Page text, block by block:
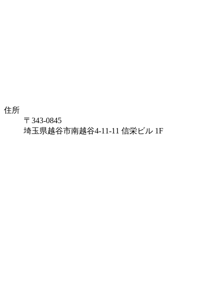
住所
〒343-0845
埼玉県越谷市南越谷4-11-11 信栄ビル 1F